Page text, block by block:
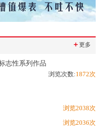
＋更多
志性系列作品
浏览次数:1872次
浏览2038次
浏览2036次